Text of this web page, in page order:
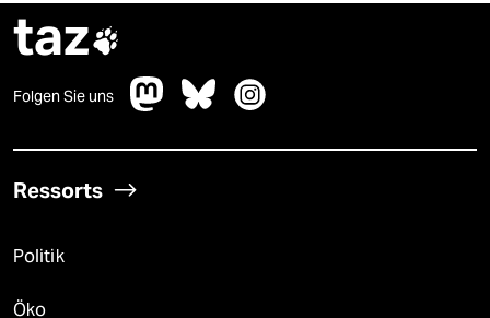
taz
Folgen Sie uns
Ressorts
Politik
Öko